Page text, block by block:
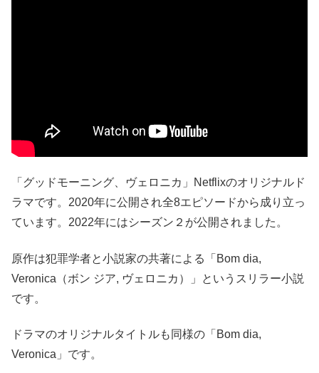
「グッドモーニング、ヴェロニカ」Netflixのオリジナルド
ラマです。2020年に公開され全8エピソードから成り立っ
ています。2022年にはシーズン２が公開されました。
原作は犯罪学者と小説家の共著による「Bom dia,
Veronica（ボン ジア, ヴェロニカ）」というスリラー小説
です。
ドラマのオリジナルタイトルも同様の「Bom dia,
Veronica」です。